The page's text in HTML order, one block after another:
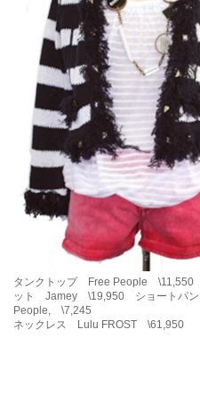
タンクトップ Free People \11,550
ット Jamey \19,950 ショートパ
People, \7,245
ネックレス Lulu FROST \61,950